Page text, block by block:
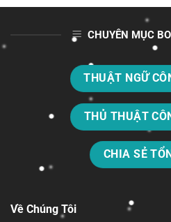
CHUYÊN MỤC
THUẬT NGỮ
THỦ THUẬT
CHIA SẺ
Về Chúng Tôi